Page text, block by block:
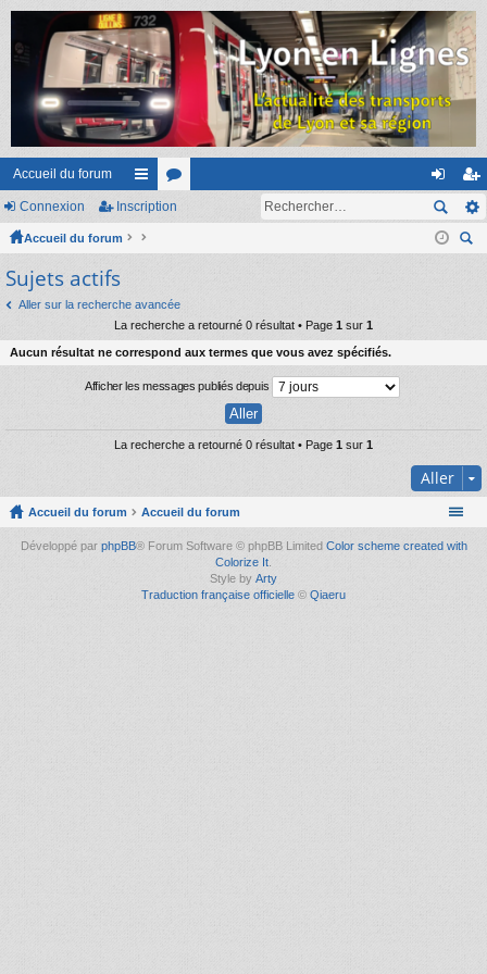
Accueil du forum
ac
co
ci
s
or
s
on
ne
ns
cri
Connexion Inscription
Accueil du forum
Sujets actifs
Aller sur la recherche avancée
La recherche a retourné 0 résultat • Page 1 sur 1
Aucun résultat ne correspond aux termes que vous avez spécifiés.
Afficher les messages publiés depuis
La recherche a retourné 0 résultat • Page 1 sur 1
Aller
Accueil du forum Accueil du forum
Développé par phpBB® Forum Software © phpBB Limited Color scheme created with
Colorize It
Style by Arty
Traduction française officielle © Qiaeru